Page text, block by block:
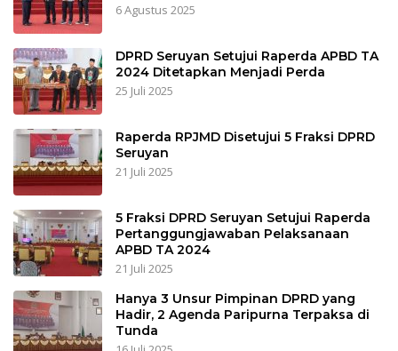
6 Agustus 2025
DPRD Seruyan Setujui Raperda APBD TA
2024 Ditetapkan Menjadi Perda
25 Juli 2025
Raperda RPJMD Disetujui 5 Fraksi DPRD
Seruyan
21 Juli 2025
5 Fraksi DPRD Seruyan Setujui Raperda
Pertanggungjawaban Pelaksanaan
APBD TA 2024
21 Juli 2025
Hanya 3 Unsur Pimpinan DPRD yang
Hadir, 2 Agenda Paripurna Terpaksa di
Tunda